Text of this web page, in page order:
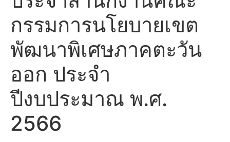
กรรมการนโยบายเขต
พัฒนาพิเศษภาคตะวัน
ออก ประจำ
ปีงบประมาณ พ.ศ.
2566